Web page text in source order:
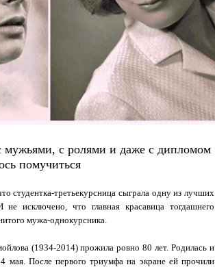
мужьями, с ролями и даже с дипломом
помучиться
студентка-третьекурсница сыграла одну из лучших
исключено, что главная красавица тогдашнего
мужа-однокурсника.
(1934-2014) прожила ровно 80 лет. Родилась и
После первого триумфа на экране ей прочили